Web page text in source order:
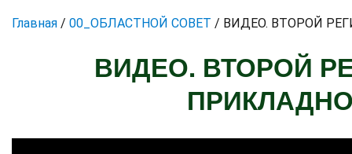
Главная / 00_ОБЛАСТНОЙ СОВЕТ / ВИДЕО. ВТОРОЙ
ВИДЕО. ВТОРОЙ